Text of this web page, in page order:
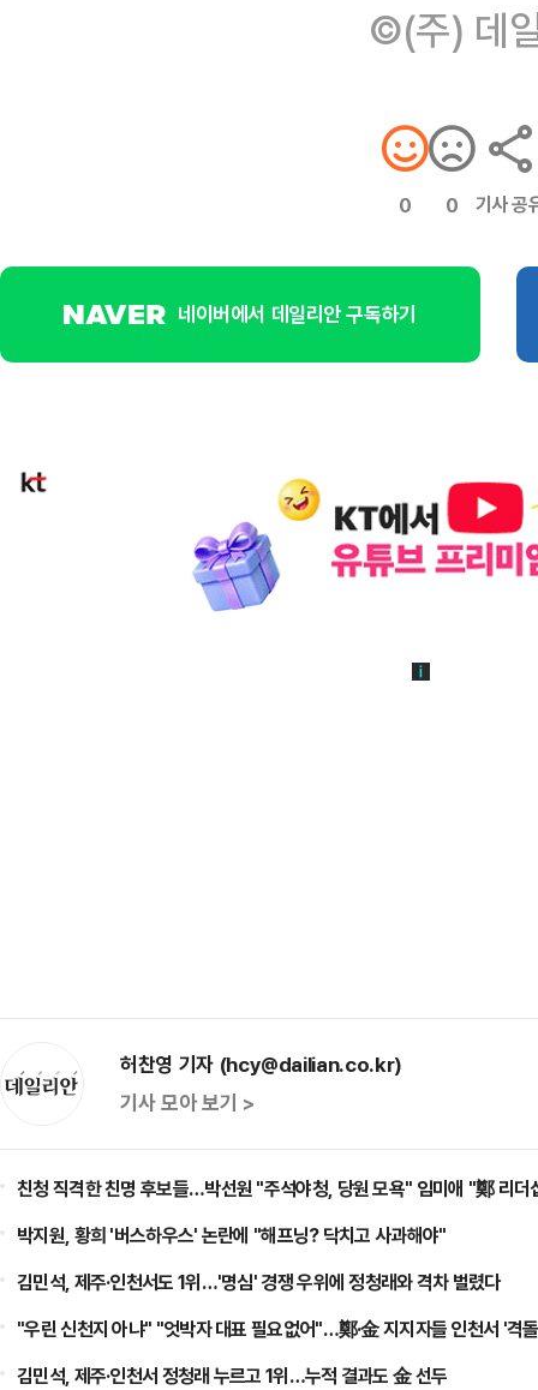
©(주) 데
0 0 기사 공
네이버에서 데일리안 구독하기
허찬영 기자 (hcy@dailian.co.kr)
기사 모아 보기 >
친청 직격한 친명 후보들…박선원 "주석야청, 당원 모욕" 임미애 "鄭 리더
박지원, 황희 '버스하우스' 논란에 "해프닝? 닥치고 사과해야"
김민석, 제주·인천서도 1위…'명심' 경쟁 우위에 정청래와 격차 벌렸다
"우린 신천지 아냐" "엇박자 대표 필요없어"…鄭·金 지지자들 인천서 '격
김민석, 제주·인천서 정청래 누르고 1위…누적 결과도 金 선두